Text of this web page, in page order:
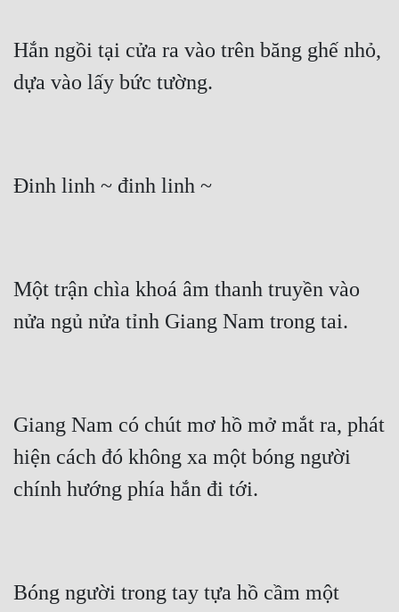
Đẹp Hiệp
Sát Phạt Quyết Đoán
Hắn ngồi tại cửa ra vào trên băng ghế nhỏ,
dựa vào lấy bức tường.
Đinh linh ~ đinh linh ~
Một trận chìa khoá âm thanh truyền vào
nửa ngủ nửa tỉnh Giang Nam trong tai.
Giang Nam có chút mơ hồ mở mắt ra, phát
hiện cách đó không xa một bóng người
chính hướng phía hắn đi tới.
Bóng người trong tay tựa hồ cầm một